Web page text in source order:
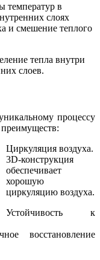
температур в
слоях
и смешение теплого
тепла внутри
слоев.
процессу
Циркуляция воздуха.
3D-конструкция
обеспечивает
хорошую
циркуляцию воздуха.
Устойчивость к
восстановление